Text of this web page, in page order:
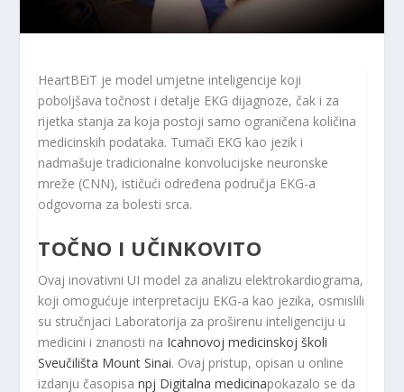
HeartBEiT je model umjetne inteligencije koji
poboljšava točnost i detalje EKG dijagnoze, čak i za
rijetka stanja za koja postoji samo ograničena količina
medicinskih podataka. Tumači EKG kao jezik i
nadmašuje tradicionalne konvolucijske neuronske
mreže (CNN), ističući određena područja EKG-a
odgovorna za bolesti srca.
TOČNO I UČINKOVITO
Ovaj inovativni UI model za analizu elektrokardiograma,
koji omogućuje interpretaciju EKG-a kao jezika, osmislili
su stručnjaci Laboratorija za proširenu inteligenciju u
medicini i znanosti na Icahnovoj medicinskoj školi
Sveučilišta Mount Sinai. Ovaj pristup, opisan u online
izdanju časopisanpj Digitalna medicinapokazalo se da